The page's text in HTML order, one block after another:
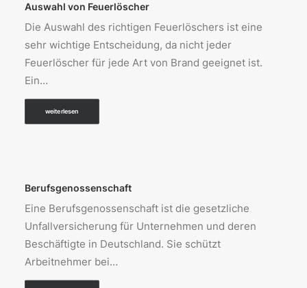
Auswahl von Feuerlöscher
Die Auswahl des richtigen Feuerlöschers ist eine
sehr wichtige Entscheidung, da nicht jeder
Feuerlöscher für jede Art von Brand geeignet ist.
Ein…
weiterlesen
Berufsgenossenschaft
Eine Berufsgenossenschaft ist die gesetzliche
Unfallversicherung für Unternehmen und deren
Beschäftigte in Deutschland. Sie schützt
Arbeitnehmer bei…